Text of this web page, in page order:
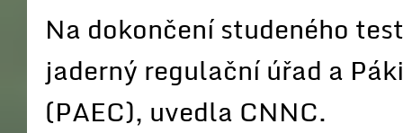
Na dokončení studeného
jaderný regulační úřad a
(PAEC), uvedla CNNC.